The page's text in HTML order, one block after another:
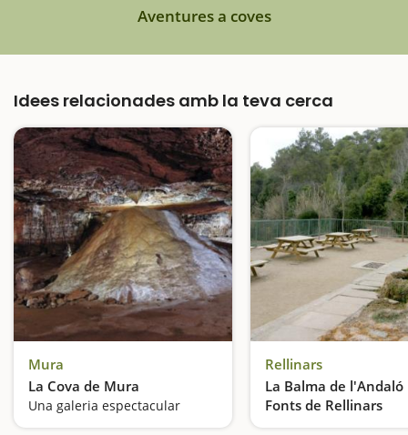
Aventures a coves
Idees relacionades amb la teva cerca
Mura
La Cova de Mura
Una galeria espectacular
Rellinars
La Balma de l'Andaló
Fonts de Rellinars